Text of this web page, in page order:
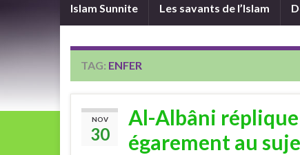
Islam Sunnite Les savants de l’Islam
TAG: ENFER
NOV
30
Al-Albâni réplique
égarement au